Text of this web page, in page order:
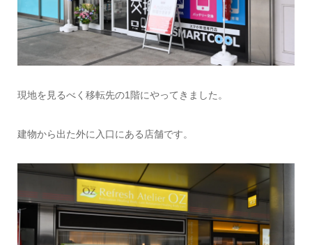
現地を見るべく移転先の1階にやってきました。
建物から出た外に入口にある店舗です。